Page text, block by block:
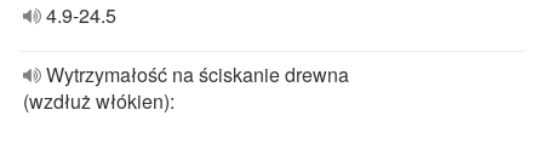
4.9-24.5
Wytrzymałość na ściskanie drewna
(wzdłuż włókien):